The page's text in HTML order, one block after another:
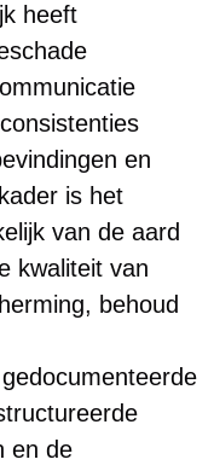
heeft
en
is het
van de aard
kwaliteit van
behoud
en de